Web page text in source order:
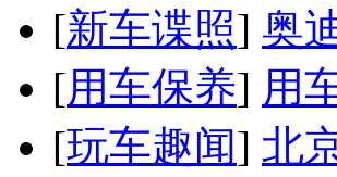
[新车谍照] 奥
[用车保养] 用
[玩车趣闻] 北